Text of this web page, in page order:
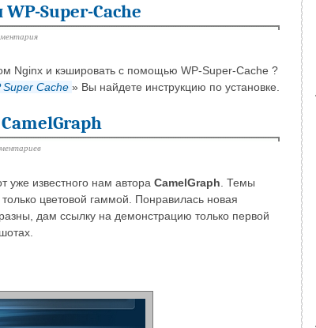
Super-Cache
Nginx и кэшировать с помощью WP-Super-Cache ?
Super Cache » Вы найдете инструкцию по установке.
уже известного нам автора CamelGraph . Темы
цветовой гаммой. Понравилась новая
дам ссылку на демонстрацию только первой